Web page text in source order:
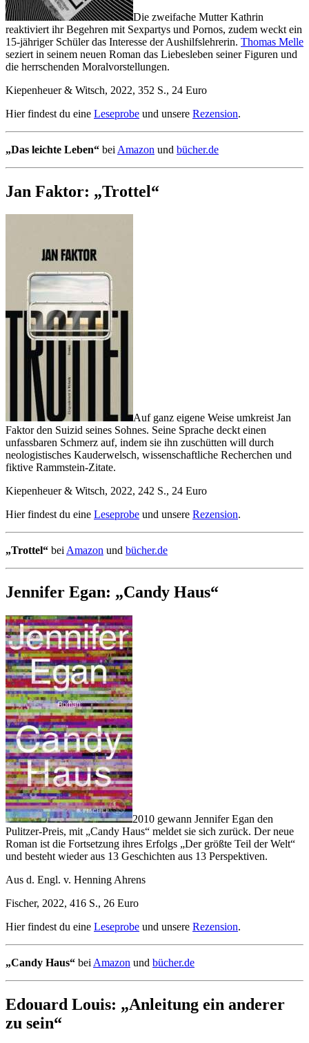
Die zweifache Mutter Kathrin
reaktiviert ihr Begehren mit Sexpartys und Pornos, zudem weckt ein
15-jähriger Schüler das Interesse der Aushilfslehrerin. Thomas Melle
seziert in seinem neuen Roman das Liebesleben seiner Figuren und
die herrschenden Moralvorstellungen.
Kiepenheuer & Witsch, 2022, 352 S., 24 Euro
Hier findest du eine Leseprobe und unsere Rezension.
„Das leichte Leben“ bei Amazon und bücher.de
Jan Faktor: „Trottel“
Auf ganz eigene Weise umkreist Jan
Faktor den Suizid seines Sohnes. Seine Sprache deckt einen
unfassbaren Schmerz auf, indem sie ihn zuschütten will durch
neologistisches Kauderwelsch, wissenschaftliche Recherchen und
fiktive Rammstein-Zitate.
Kiepenheuer & Witsch, 2022, 242 S., 24 Euro
Hier findest du eine Leseprobe und unsere Rezension.
„Trottel“ beiAmazon und bücher.de
Jennifer Egan: „Candy Haus“
2010 gewann Jennifer Egan den
Pulitzer-Preis, mit „Candy Haus“ meldet sie sich zurück. Der neue
Roman ist die Fortsetzung ihres Erfolgs „Der größte Teil der Welt“
und besteht wieder aus 13 Geschichten aus 13 Perspektiven.
Aus d. Engl. v. Henning Ahrens
Fischer, 2022, 416 S., 26 Euro
Hier findest du eine Leseprobe und unsere Rezension.
„Candy Haus“ bei Amazon und bücher.de
Edouard Louis: „Anleitung ein anderer
zu sein“